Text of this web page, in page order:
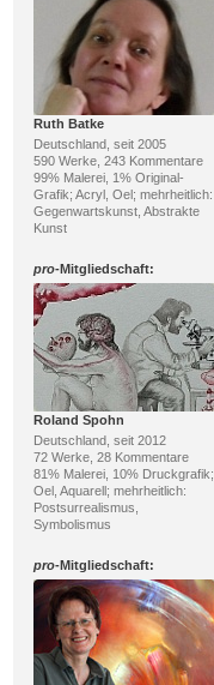
Ruth Batke
Deutschland, seit 2005
590 Werke, 243 Kommentare
99% Malerei, 1% Original-
Grafik; Acryl, Oel; mehrheitlich:
Gegenwartskunst, Abstrakte
Kunst
pro-Mitgliedschaft:
Roland Spohn
Deutschland, seit 2012
72 Werke, 28 Kommentare
81% Malerei, 10% Druckgrafik;
Oel, Aquarell; mehrheitlich:
Postsurrealismus,
Symbolismus
pro-Mitgliedschaft: